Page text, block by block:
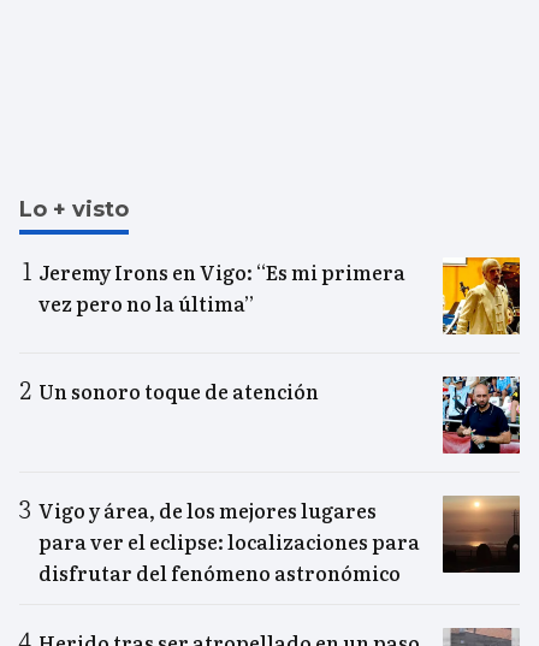
Lo + visto
Jeremy Irons en Vigo: “Es mi primera
vez pero no la última”
Un sonoro toque de atención
Vigo y área, de los mejores lugares
para ver el eclipse: localizaciones para
disfrutar del fenómeno astronómico